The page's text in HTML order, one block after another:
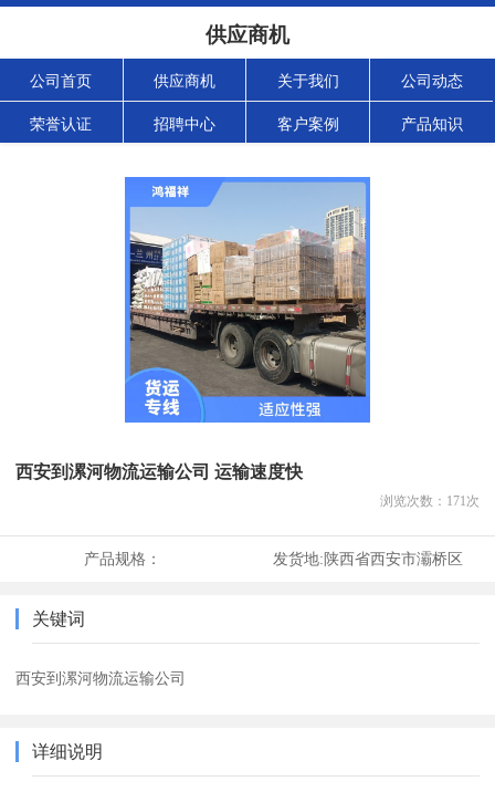
供应商机
公司首页 供应商机 关于我们 公司动态
荣誉认证 招聘中心 客户案例 产品知识
西安到漯河物流运输公司 运输速度快
浏览次数： 171次
产品规格： 发货地:陕西省西安市灞桥区
关键词
西安到漯河物流运输公司
详细说明